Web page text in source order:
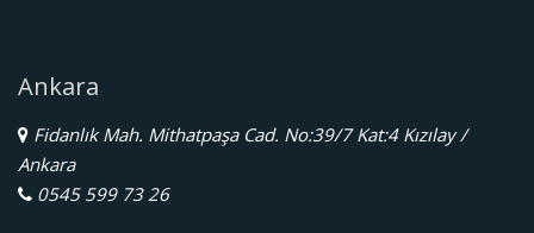
Ankara
Fidanlık Mah. Mithatpaşa Cad. No:39/7 Kat:4 Kızılay /
Ankara
0545 599 73 26